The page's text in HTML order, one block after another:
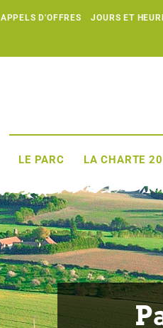
APPELS D'OFFRES JOURS ET
LE PARC LA CHARTE